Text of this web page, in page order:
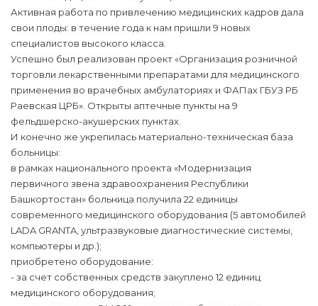
Активная работа по привлечению медицинских кадров дала
свои плоды: в течение года к нам пришли 9 новых
специалистов высокого класса.
Успешно был реализован проект «Организация розничной
торговли лекарственными препаратами для медицинского
применения во врачебных амбулаториях и ФАПах ГБУЗ РБ
Раевская ЦРБ». Открыты аптечные пункты на 9
фельдшерско-акушерских пунктах.
И конечно же укрепилась материально-техническая база
больницы:
в рамках национального проекта «Модернизация
первичного звена здравоохранения Республики
Башкортостан» больница получила 22 единицы
современного медицинского оборудования (5 автомобилей
LADA GRANTA, ультразвуковые диагностические системы,
компьютеры и др.);
приобретено оборудование:
- за счет собственных средств закуплено 12 единиц
медицинского оборудования;